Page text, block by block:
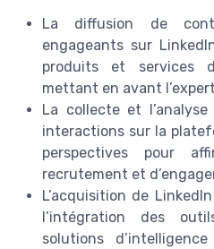
La diffusion de
engageants sur
produits et services
mettant en avant
La collecte et
interactions sur la
perspectives pour
recrutement et
L’acquisition de
l’intégration des
solutions